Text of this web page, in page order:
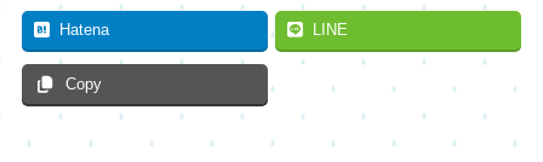
Hatena LINE
Copy